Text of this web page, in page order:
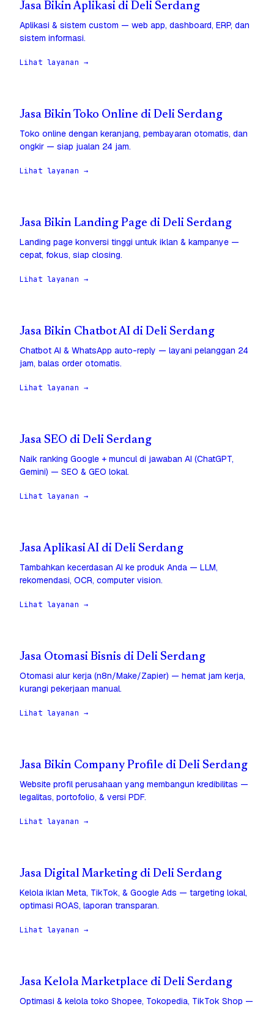
Jasa Bikin Aplikasi di Deli Serdang
Aplikasi & sistem custom — web app, dashboard, ERP, dan
sistem informasi.
Lihat layanan →
Jasa Bikin Toko Online di Deli Serdang
Toko online dengan keranjang, pembayaran otomatis, dan
ongkir — siap jualan 24 jam.
Lihat layanan →
Jasa Bikin Landing Page di Deli Serdang
Landing page konversi tinggi untuk iklan & kampanye —
cepat, fokus, siap closing.
Lihat layanan →
Jasa Bikin Chatbot AI di Deli Serdang
Chatbot AI & WhatsApp auto-reply — layani pelanggan 24
jam, balas order otomatis.
Lihat layanan →
Jasa SEO di Deli Serdang
Naik ranking Google + muncul di jawaban AI (ChatGPT,
Gemini) — SEO & GEO lokal.
Lihat layanan →
Jasa Aplikasi AI di Deli Serdang
Tambahkan kecerdasan AI ke produk Anda — LLM,
rekomendasi, OCR, computer vision.
Lihat layanan →
Jasa Otomasi Bisnis di Deli Serdang
Otomasi alur kerja (n8n/Make/Zapier) — hemat jam kerja,
kurangi pekerjaan manual.
Lihat layanan →
Jasa Bikin Company Profile di Deli Serdang
Website profil perusahaan yang membangun kredibilitas —
legalitas, portofolio, & versi PDF.
Lihat layanan →
Jasa Digital Marketing di Deli Serdang
Kelola iklan Meta, TikTok, & Google Ads — targeting lokal,
optimasi ROAS, laporan transparan.
Lihat layanan →
Jasa Kelola Marketplace di Deli Serdang
Optimasi & kelola toko Shopee, Tokopedia, TikTok Shop —